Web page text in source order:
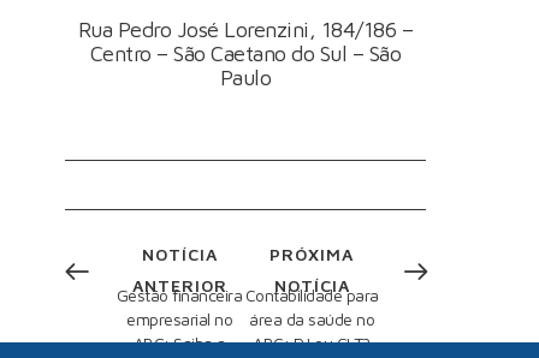
Rua Pedro José Lorenzini, 184/186 –
Centro – São Caetano do Sul – São
Paulo
NOTÍCIA
ANTERIOR
Gestão financeira
empresarial no
ABC: Saiba a
PRÓXIMA
NOTÍCIA
Contabilidade para
área da saúde no
ABC: PJ ou CLT?